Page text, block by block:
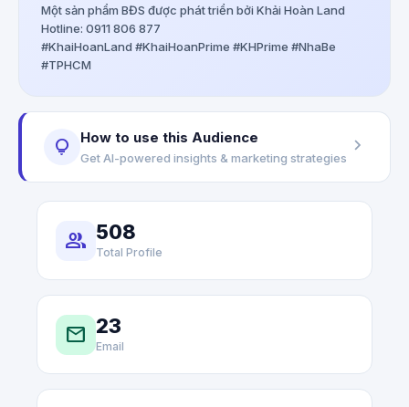
Một sản phẩm BĐS được phát triển bởi Khải Hoàn Land
Hotline: 0911 806 877
#KhaiHoanLand #KhaiHoanPrime #KHPrime #NhaBe
#TPHCM
lightbulb How to use this Audience
Get AI-powered insights & marketing strategies
chevron_right
group 508
Total Profile
email 23
Email